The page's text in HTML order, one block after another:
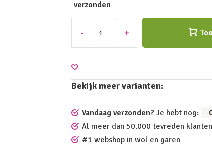
verzonden
- +
Bekijk meer varianten:
Vandaag verzonden? Je hebt nog:
Al meer dan 50.000 tevreden klanten
#1 webshop in wol en garen